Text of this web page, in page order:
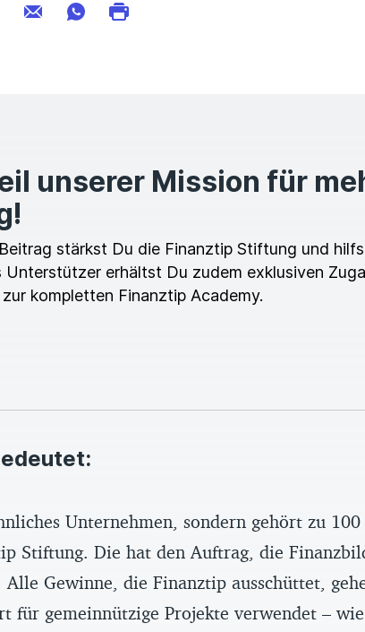
unserer Mission für
stärkst Du die Finanztip Stiftung und
Unterstützer erhältst Du zudem exklusiven
kompletten Finanztip Academy.
Unternehmen, sondern gehört zu
Stiftung. Die hat den Auftrag, die
Gewinne, die Finanztip ausschüttet,
für gemeinnützige Projekte verwendet –